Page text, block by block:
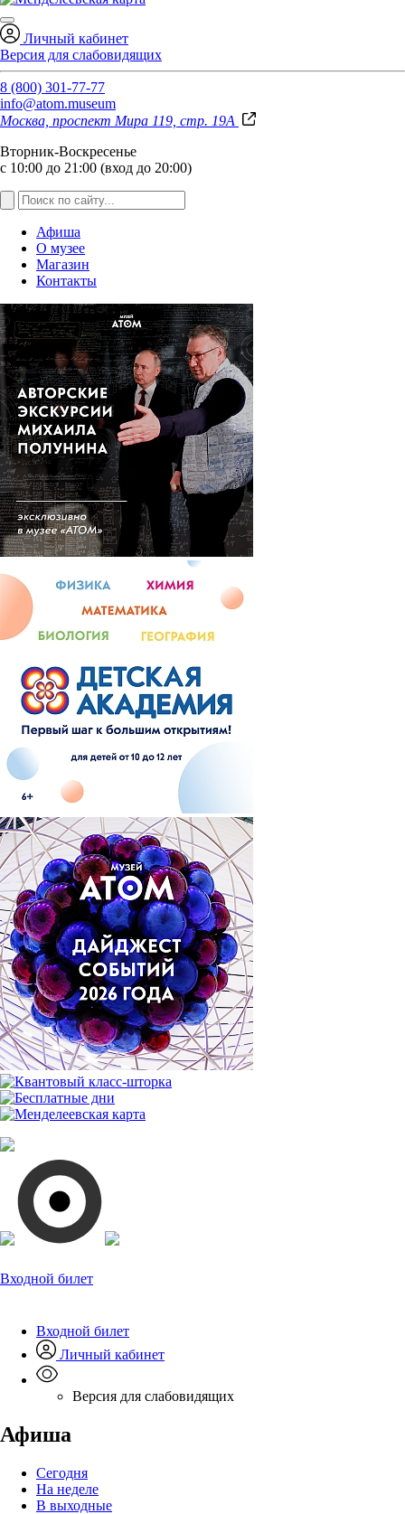
Личный кабинет
Версия для слабовидящих
8 (800) 301-77-77
info@atom.museum
Москва, проспект Мира 119, стр. 19А
Вторник-Воскресенье
с 10:00 до 21:00 (вход до 20:00)
Афиша
О музее
Магазин
Контакты
Входной билет
Входной билет
Личный кабинет
Версия для слабовидящих
Афиша
Сегодня
На неделе
В выходные